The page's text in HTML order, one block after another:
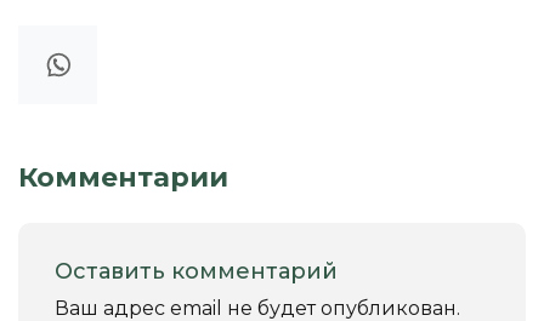
Комментарии
Оставить комментарий
Ваш адрес email не будет опубликован.